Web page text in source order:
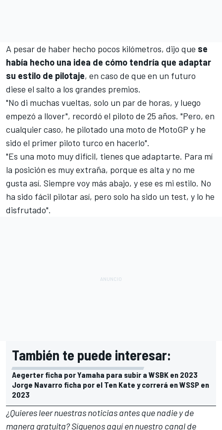
A pesar de haber hecho pocos kilómetros, dijo que se
había hecho una idea de cómo tendría que adaptar
su estilo de pilotaje, en caso de que en un futuro
diese el salto a los grandes premios.
"No di muchas vueltas, solo un par de horas, y luego
empezó a llover", recordó el piloto de 25 años. "Pero, en
cualquier caso, he pilotado una moto de MotoGP y he
sido el primer piloto turco en hacerlo".
"Es una moto muy difícil, tienes que adaptarte. Para mí
la posición es muy extraña, porque es alta y no me
gusta así. Siempre voy más abajo, y ese es mi estilo. No
ha sido fácil pilotar así, pero solo ha sido un test, y lo he
disfrutado".
También te puede interesar:
Aegerter ficha por Yamaha para subir a WSBK en 2023
Jorge Navarro ficha por el Ten Kate y correrá en WSSP en
2023
¿Quieres leer nuestras noticias antes que nadie y de
manera gratuita? Síguenosaquí en nuestro canal de